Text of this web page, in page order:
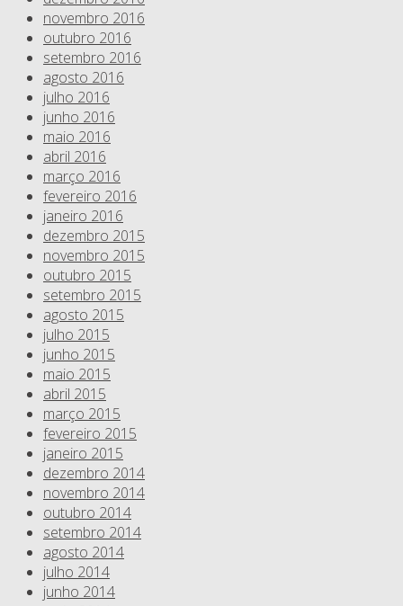
novembro 2016
outubro 2016
setembro 2016
agosto 2016
julho 2016
junho 2016
maio 2016
abril 2016
março 2016
fevereiro 2016
janeiro 2016
dezembro 2015
novembro 2015
outubro 2015
setembro 2015
agosto 2015
julho 2015
junho 2015
maio 2015
abril 2015
março 2015
fevereiro 2015
janeiro 2015
dezembro 2014
novembro 2014
outubro 2014
setembro 2014
agosto 2014
julho 2014
junho 2014